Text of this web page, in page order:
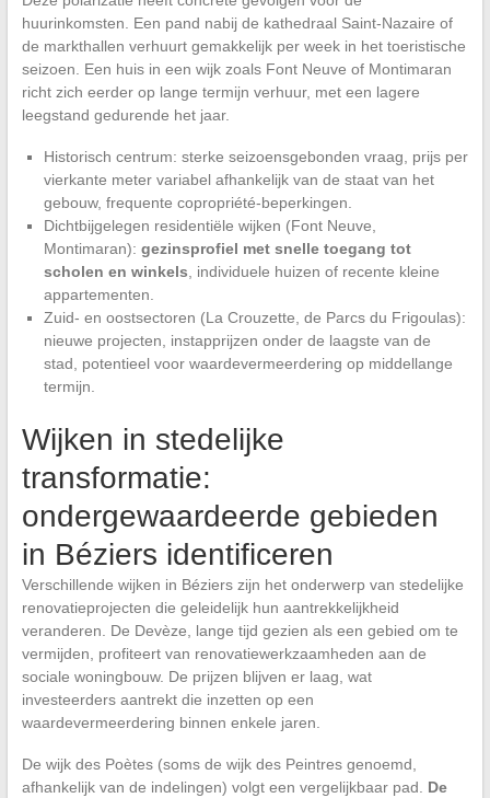
huurinkomsten. Een pand nabij de kathedraal Saint-Nazaire of
de markthallen verhuurt gemakkelijk per week in het toeristische
seizoen. Een huis in een wijk zoals Font Neuve of Montimaran
richt zich eerder op lange termijn verhuur, met een lagere
leegstand gedurende het jaar.
Historisch centrum: sterke seizoensgebonden vraag, prijs per
vierkante meter variabel afhankelijk van de staat van het
gebouw, frequente copropriété-beperkingen.
Dichtbijgelegen residentiële wijken (Font Neuve,
Montimaran): gezinsprofiel met snelle toegang tot
scholen en winkels , individuele huizen of recente kleine
appartementen.
Zuid- en oostsectoren (La Crouzette, de Parcs du Frigoulas):
nieuwe projecten, instapprijzen onder de laagste van de
stad, potentieel voor waardevermeerdering op middellange
termijn.
Wijken in stedelijke
transformatie:
ondergewaardeerde gebieden
in Béziers identificeren
Verschillende wijken in Béziers zijn het onderwerp van stedelijke
renovatieprojecten die geleidelijk hun aantrekkelijkheid
veranderen. De Devèze, lange tijd gezien als een gebied om te
vermijden, profiteert van renovatiewerkzaamheden aan de
sociale woningbouw. De prijzen blijven er laag, wat
investeerders aantrekt die inzetten op een
waardevermeerdering binnen enkele jaren.
De wijk des Poètes (soms de wijk des Peintres genoemd,
afhankelijk van de indelingen) volgt een vergelijkbaar pad. De